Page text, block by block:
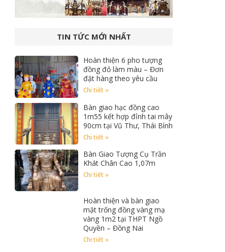
TIN TỨC MỚI NHẤT
Hoàn thiện 6 pho tượng
đồng đỏ làm màu – Đơn
đặt hàng theo yêu cầu
Chi tiết »
Bàn giao hạc đồng cao
1m55 kết hợp đỉnh tai mây
90cm tại Vũ Thư, Thái Bình
Chi tiết »
Bàn Giao Tượng Cụ Trần
Khát Chân Cao 1,07m
Chi tiết »
Hoàn thiện và bàn giao
mặt trống đồng vàng mạ
vàng 1m2 tại THPT Ngồ
Quyền – Đồng Nai
Chi tiết »